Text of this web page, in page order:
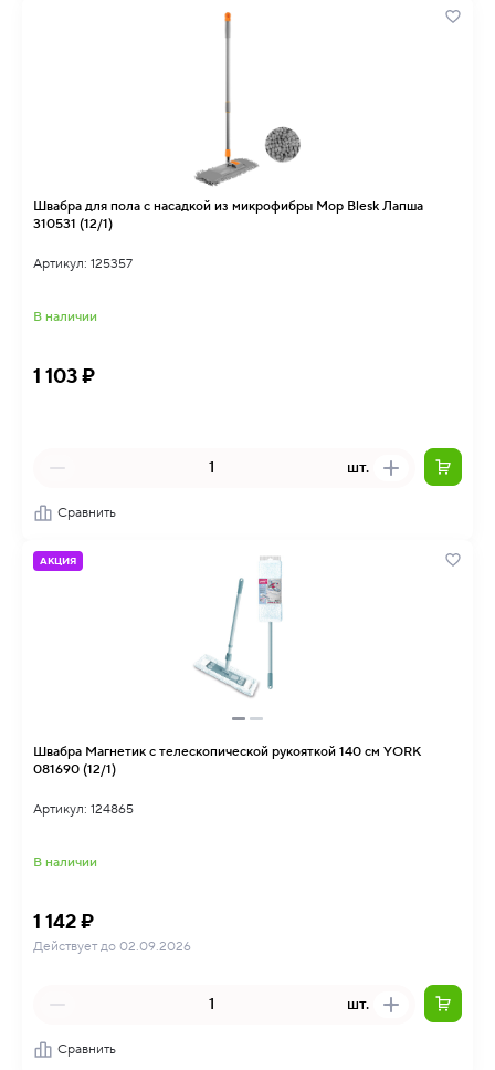
Швабра для пола с насадкой из микрофибры Mop Blesk Лапша
310531 (12/1)
Артикул: 125357
В наличии
1 103 ₽
шт.
Сравнить
АКЦИЯ
Швабра Магнетик с телескопической рукояткой 140 см YORK
081690 (12/1)
Артикул: 124865
В наличии
1 142 ₽
Действует до 02.09.2026
шт.
Сравнить